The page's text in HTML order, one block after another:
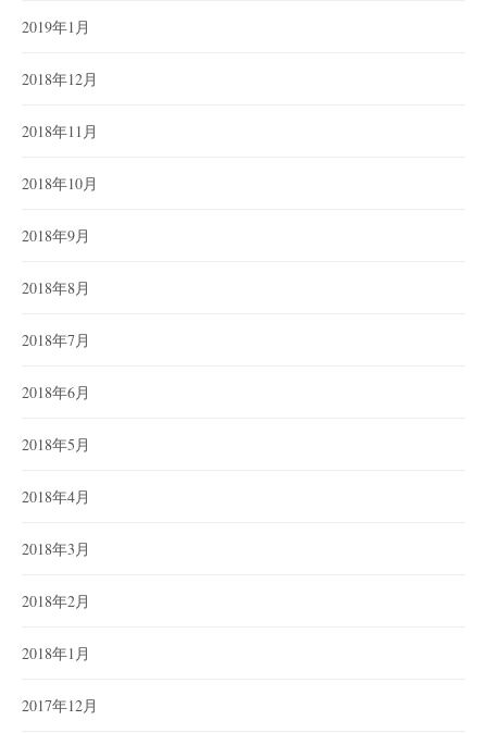
2019年1月
2018年12月
2018年11月
2018年10月
2018年9月
2018年8月
2018年7月
2018年6月
2018年5月
2018年4月
2018年3月
2018年2月
2018年1月
2017年12月